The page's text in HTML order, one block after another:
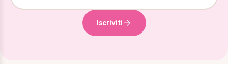
Iscriviti